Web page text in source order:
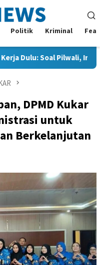
Politik Kriminal
Soal Pilwali, Insya Allah
DPMD Kukar
untuk
Berkelanjutan